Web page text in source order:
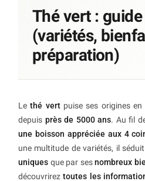
Thé vert :
(variétés,
préparation)
Lethé vert puise ses origines
depuis près de 5000 ans. Au fil
une boisson appréciée aux 4
une multitude de variétés, il
uniques que par sesnombreux
découvrireztoutes les